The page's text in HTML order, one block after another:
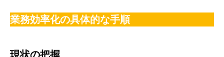
業務効率化の具体的な手順
現状の把握